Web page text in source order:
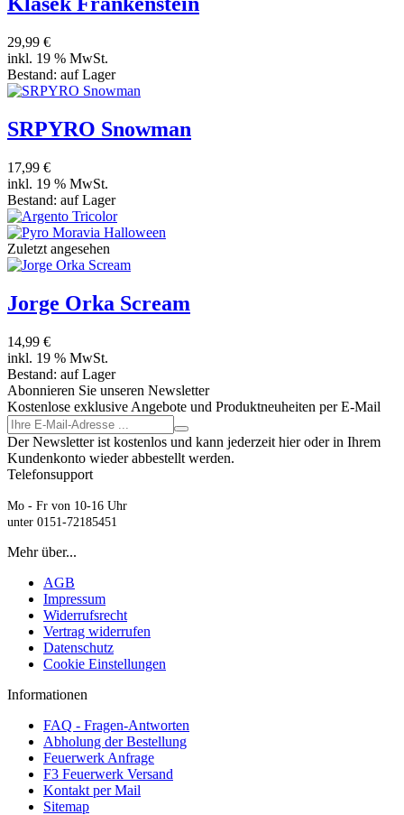
29,99 €
inkl. 19 % MwSt.
Bestand: auf Lager
SRPYRO Snowman
17,99 €
inkl. 19 % MwSt.
Bestand: auf Lager
Zuletzt angesehen
Jorge Orka Scream
14,99 €
inkl. 19 % MwSt.
Bestand: auf Lager
Abonnieren Sie unseren Newsletter
Kostenlose exklusive Angebote und Produktneuheiten per E-Mail
Der Newsletter ist kostenlos und kann jederzeit hier oder in Ihrem
Kundenkonto wieder abbestellt werden.
Telefonsupport
Mo - Fr von 10-16 Uhr
unter 0151-72185451
Mehr über...
AGB
Impressum
Widerrufsrecht
Vertrag widerrufen
Datenschutz
Cookie Einstellungen
Informationen
FAQ - Fragen-Antworten
Abholung der Bestellung
Feuerwerk Anfrage
F3 Feuerwerk Versand
Kontakt per Mail
Sitemap